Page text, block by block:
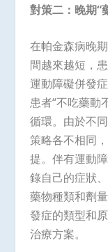
對策二：晚期“
在帕金森病晚
間越來越短，
運動障礙併發
患者“不吃藥動
循環。由於不
策略各不相同
提。伴有運動
錄自己的症狀
藥物種類和劑
發症的類型和
治療方案。